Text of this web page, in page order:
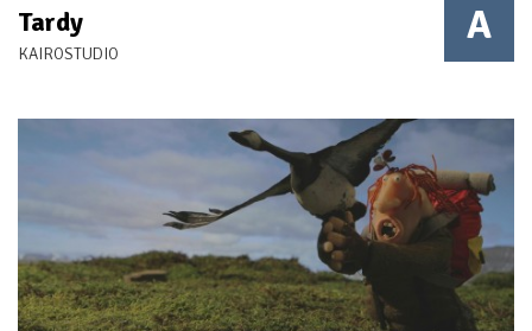
A
Tardy
KAIROSTUDIO